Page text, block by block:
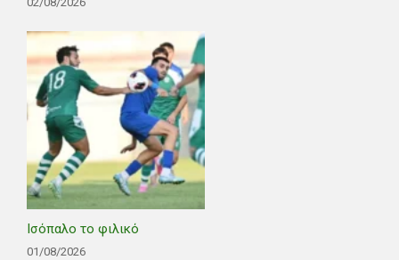
Ισόπαλο το φιλικό
01/08/2026